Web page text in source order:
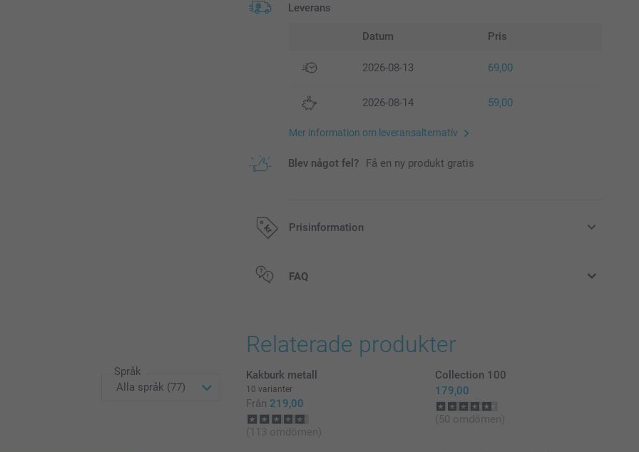
Leverans
Datum Pris
2026-08-13 69,00
2026-08-14 59,00
Mer information om leveransalternativ
Blev något fel? Få en ny produkt gratis
Prisinformation
Alla priser är i svenska kronor (SEK), inklusive moms och exklusive porto.
FAQ
Språk
Relaterade produkter
Kakburk metall
10 varianter
Från 219,00
(113 omdömen)
Collection 100
179,00
(50 omdömen)